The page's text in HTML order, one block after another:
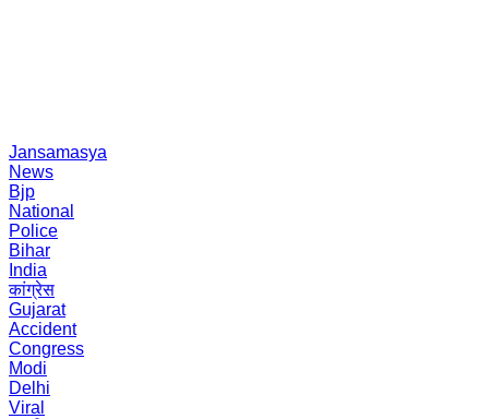
Jansamasya
News
Bjp
National
Police
Bihar
India
कांग्रेस
Gujarat
Accident
Congress
Modi
Delhi
Viral